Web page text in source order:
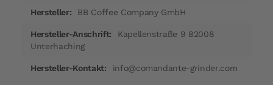
BB Coffee Company GmbH
Kapellenstraße 9 82008
Unterhaching
info@comandante-grinder.com